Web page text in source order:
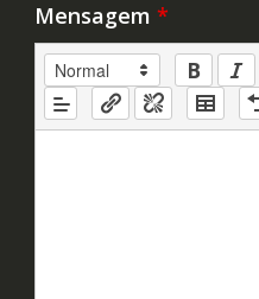
Mensagem *